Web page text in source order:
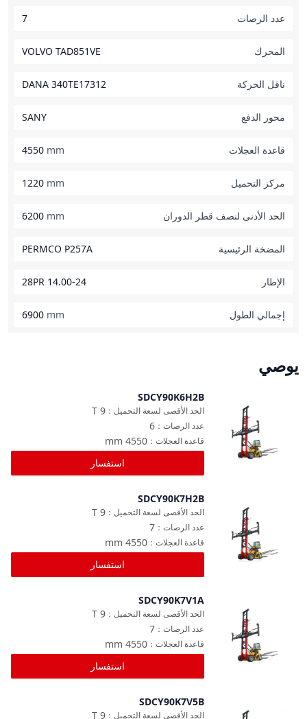
عدد الرصات 7
المحرك VOLVO TAD851VE
ناقل الحركة DANA 340TE17312
محور الدفع SANY
قاعدة العجلات 4550 mm
مركز التحميل 1220 mm
الحد الأدنى لنصف قطر الدوران 6200 mm
المضخة الرئيسية PERMCO P257A
الإطار 14.00-24 28PR
إجمالي الطول 6900 mm
يوصي
SDCY90K6H2B
9
T الحد الأقصى لسعة التحميل ：
6 عدد الرصات ：
4550
mm قاعدة العجلات ：
استفسار
SDCY90K7H2B
9
T الحد الأقصى لسعة التحميل ：
7 عدد الرصات ：
4550
mm قاعدة العجلات ：
استفسار
SDCY90K7V1A
9
T الحد الأقصى لسعة التحميل ：
7 عدد الرصات ：
4550
mm قاعدة العجلات ：
استفسار
SDCY90K7V5B
9
T الحد الأقصى لسعة التحميل ：